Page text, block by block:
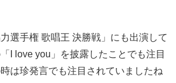
選手権 歌唱王 決勝戦」にも出演して
I love you」を披露したことでも注目
は珍発言でも注目されていましたね